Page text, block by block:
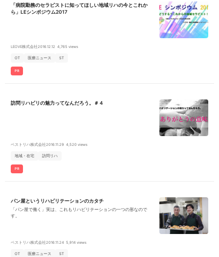
想の働き方ができます。 * がんばった分がしっかり評価される給与体系
です。 * 祝日出勤は選択制！訪問件数を増やし賞与のインセンティブで
「病院勤務のセラピストに知ってほしい地域リハの今とこれか
ら」LEシンポジウム2017
LEOVE株式会社2016.12.12 4,765 views
OT 医療ニュース ST
PR
訪問リハビリの魅力ってなんだろう。＃４
ベストリハ株式会社2016.11.29 4,520 views
地域・在宅 訪問リハ
PR
パン屋というリハビリテーションのカタチ
「パン屋で働く」実は、これもリハビリテーションの一つの形なので
す。
ベストリハ株式会社2016.11.24 5,914 views
OT 医療ニュース ST